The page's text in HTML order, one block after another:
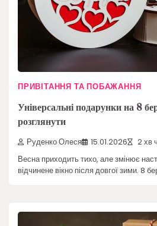
ПРИВІТАННЯ ТА ПОБАЖАННЯ
Універсальні подарунки на 8
розглянути
Руденко Олеся 15.01.2026 2 хв
Весна приходить тихо, але змінює
відчинене вікно після довгої зими. 8